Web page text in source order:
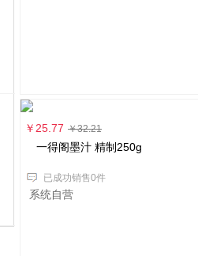
￥25.77 ￥32.21
一得阁墨汁 精制250g
已成功销售0件
系统自营